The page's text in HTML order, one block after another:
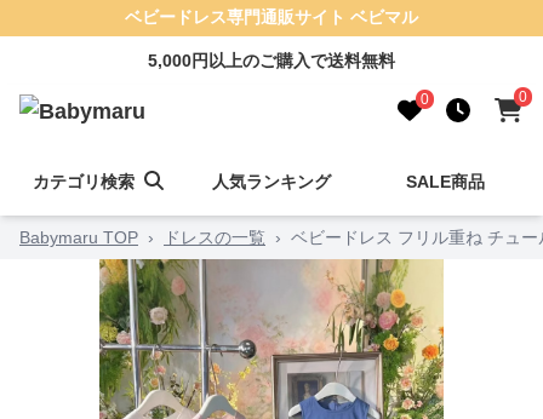
ベビードレス専門通販サイト ベビマル
5,000円以上のご購入で送料無料
0 0
カテゴリ検索 人気ランキング SALE商品
Babymaru TOP › ドレスの一覧 › ベビードレス フリル重ね チュ